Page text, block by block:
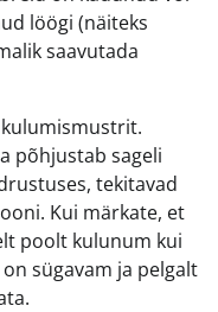
löögi (näiteks
saavutada
põhjustab sageli
tekitavad
Kui märkate, et
poolt kulunum kui
sügavam ja pelgalt